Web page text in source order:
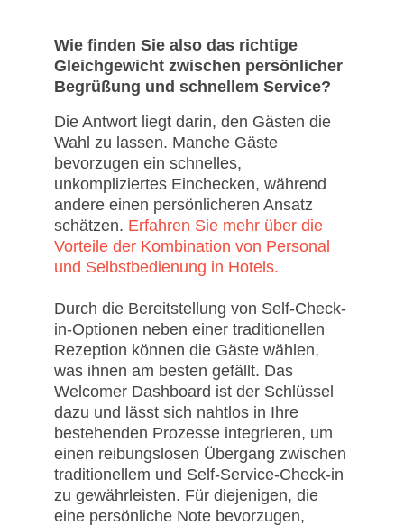
Wie finden Sie also das richtige
Gleichgewicht zwischen persönlicher
Begrüßung und schnellem Service?
Die Antwort liegt darin, den Gästen die
Wahl zu lassen. Manche Gäste
bevorzugen ein schnelles,
unkompliziertes Einchecken, während
andere einen persönlicheren Ansatz
schätzen. Erfahren Sie mehr über die
Vorteile der Kombination von Personal
und Selbstbedienung in Hotels.
Durch die Bereitstellung von Self-Check-
in-Optionen neben einer traditionellen
Rezeption können die Gäste wählen,
was ihnen am besten gefällt. Das
Welcomer Dashboard ist der Schlüssel
dazu und lässt sich nahtlos in Ihre
bestehenden Prozesse integrieren, um
einen reibungslosen Übergang zwischen
traditionellem und Self-Service-Check-in
zu gewährleisten. Für diejenigen, die
eine persönliche Note bevorzugen,